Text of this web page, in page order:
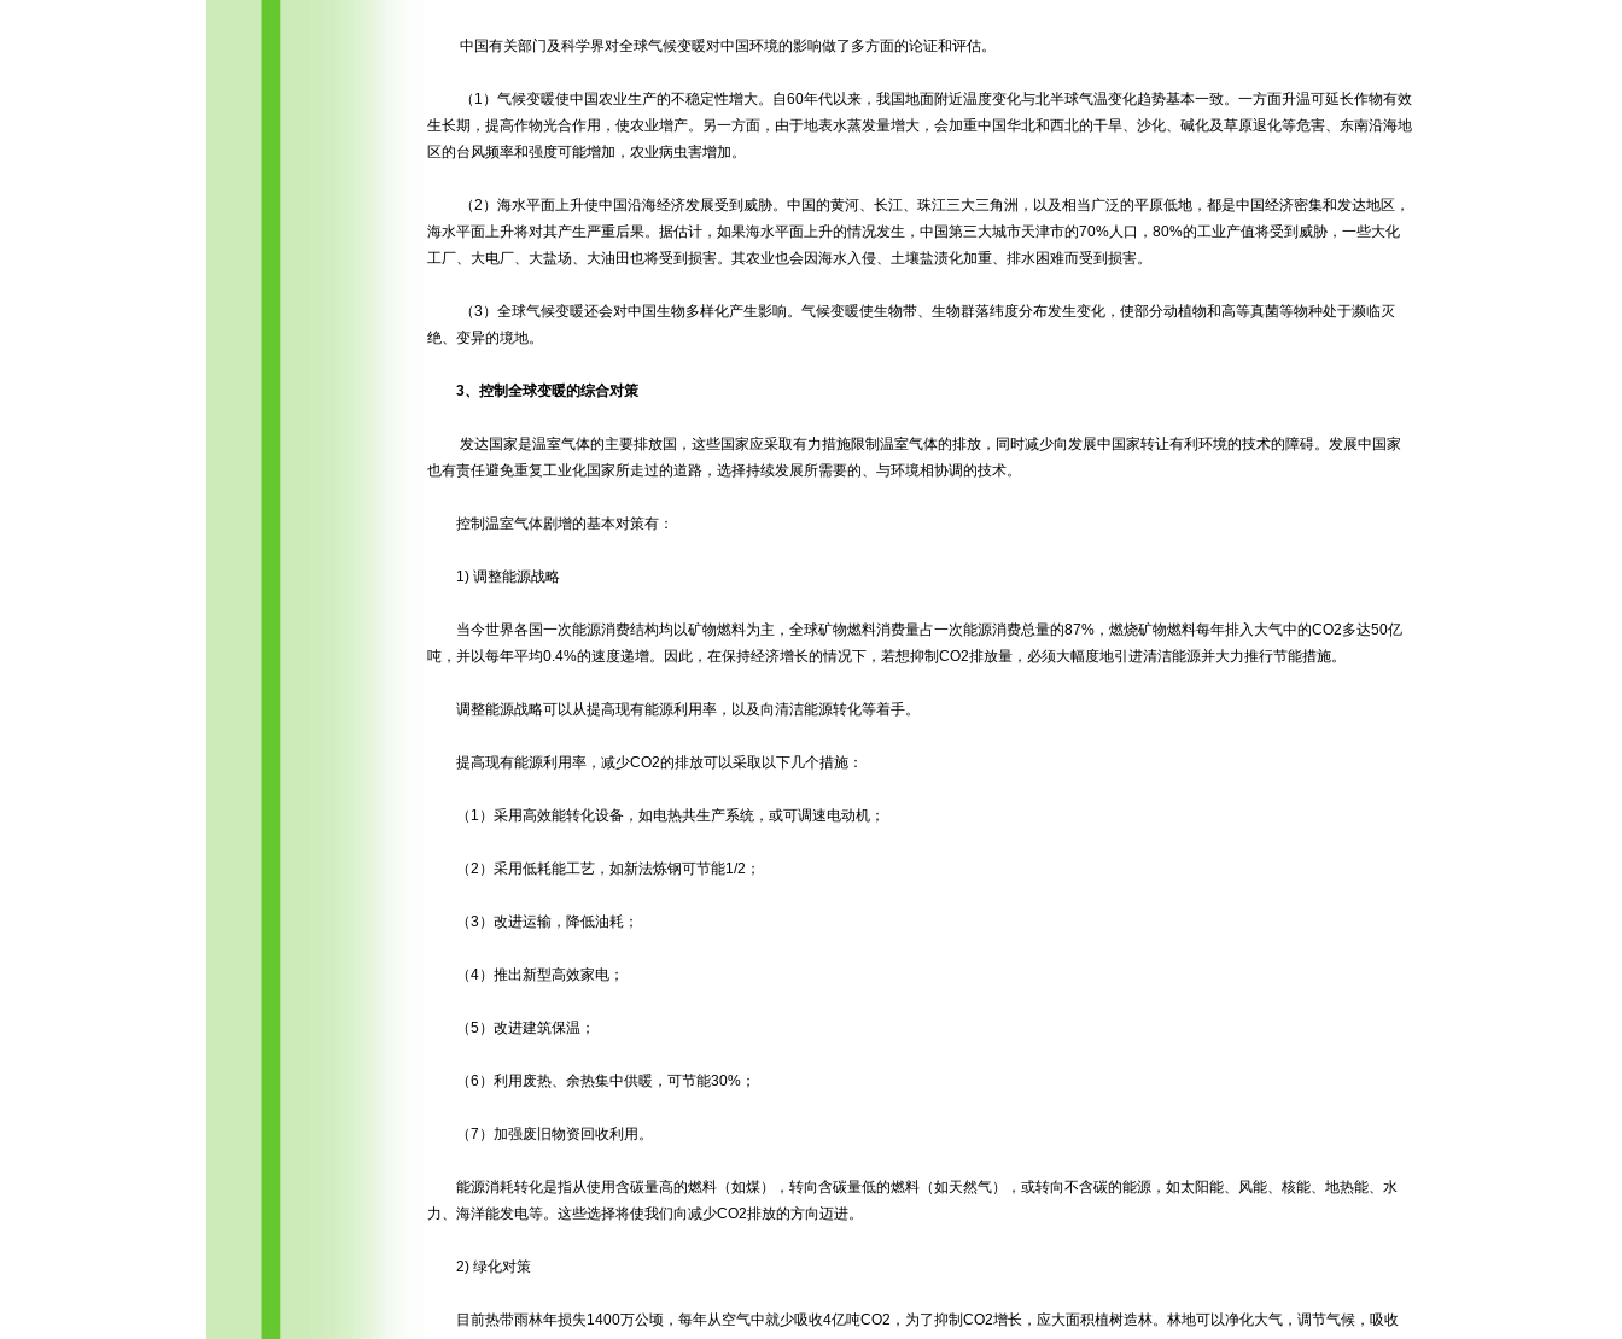
中国有关部门及科学界对全球气候变暖对中国环境的影响做了多方面的论证和评估。
（1）气候变暖使中国农业生产的不稳定性增大。自60年代以来，我国地面附近温度变化与北半球气温变化趋势基本一致。一方面升温可延长作物有效
生长期，提高作物光合作用，使农业增产。另一方面，由于地表水蒸发量增大，会加重中国华北和西北的干旱、沙化、碱化及草原退化等危害、东南沿海地
区的台风频率和强度可能增加，农业病虫害增加。
（2）海水平面上升使中国沿海经济发展受到威胁。中国的黄河、长江、珠江三大三角洲，以及相当广泛的平原低地，都是中国经济密集和发达地区，
海水平面上升将对其产生严重后果。据估计，如果海水平面上升的情况发生，中国第三大城市天津市的70%人口，80%的工业产值将受到威胁，一些大化
工厂、大电厂、大盐场、大油田也将受到损害。其农业也会因海水入侵、土壤盐渍化加重、排水困难而受到损害。
（3）全球气候变暖还会对中国生物多样化产生影响。气候变暖使生物带、生物群落纬度分布发生变化，使部分动植物和高等真菌等物种处于濒临灭
绝、变异的境地。
3、控制全球变暖的综合对策
发达国家是温室气体的主要排放国，这些国家应采取有力措施限制温室气体的排放，同时减少向发展中国家转让有利环境的技术的障碍。发展中国家
也有责任避免重复工业化国家所走过的道路，选择持续发展所需要的、与环境相协调的技术。
控制温室气体剧增的基本对策有：
1) 调整能源战略
当今世界各国一次能源消费结构均以矿物燃料为主，全球矿物燃料消费量占一次能源消费总量的87%，燃烧矿物燃料每年排入大气中的CO2多达50亿
吨，并以每年平均0.4%的速度递增。因此，在保持经济增长的情况下，若想抑制CO2排放量，必须大幅度地引进清洁能源并大力推行节能措施。
调整能源战略可以从提高现有能源利用率，以及向清洁能源转化等着手。
提高现有能源利用率，减少CO2的排放可以采取以下几个措施：
（1）采用高效能转化设备，如电热共生产系统，或可调速电动机；
（2）采用低耗能工艺，如新法炼钢可节能1/2；
（3）改进运输，降低油耗；
（4）推出新型高效家电；
（5）改进建筑保温；
（6）利用废热、余热集中供暖，可节能30%；
（7）加强废旧物资回收利用。
能源消耗转化是指从使用含碳量高的燃料（如煤），转向含碳量低的燃料（如天然气），或转向不含碳的能源，如太阳能、风能、核能、地热能、水
力、海洋能发电等。这些选择将使我们向减少CO2排放的方向迈进。
2) 绿化对策
目前热带雨林年损失1400万公顷，每年从空气中就少吸收4亿吨CO2，为了抑制CO2增长，应大面积植树造林。林地可以净化大气，调节气候，吸收